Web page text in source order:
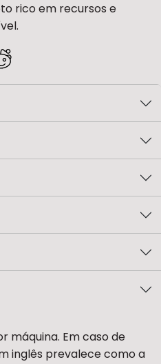
rico em recursos e
máquina. Em caso de
inglês prevalece como a